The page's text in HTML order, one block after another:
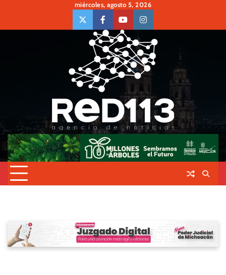
content
miércoles, agosto 5, 2026
twiter Face Youtubeinsta